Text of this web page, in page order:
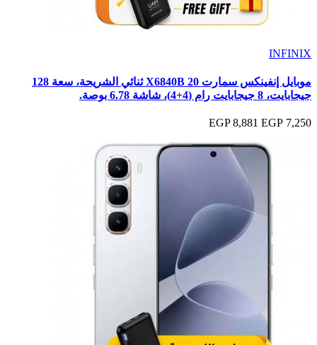
INFINIX
موبايل إنفينكس سمارت 20 X6840B ثنائي الشريحة، سعة 128
جيجابايت، ‏8 جيجابايت رام (4+4)، شاشة 6.78 بوصة.
7,250 EGP
8,881 EGP